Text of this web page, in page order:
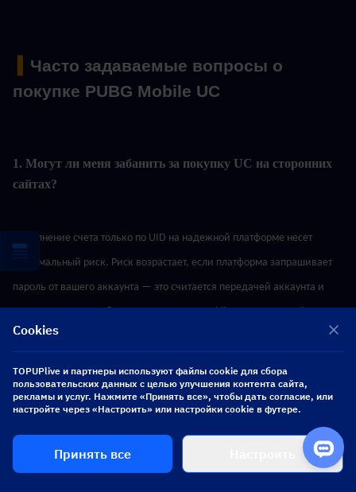
Часто задаваемые вопросы о
покупке PUBG Mobile UC
1. Могут ли меня забанить за покупку UC на сторонних
сайтах?
Пополнение счета только по UID на надежной платформе несет
минимальный риск. Риск возрастает, если платформа запрашивает
пароль от вашего аккаунта — это считается передачей аккаунта и
покупок только по UID, и все будет в порядке.
2. Какой самый дешевый пакет UC?
Пакет на 1800 UC предлагает лучший баланс между выгодой и
первоначальной стоимостью. Во время событий «Двойные UC» этот
Cookies
TOPUPlive и партнеры используют файлы cookie для сбора
пользовательских данных с целью улучшения контента сайта,
рекламы и услуг. Нажмите «Принять все», чтобы дать согласие, или
настройте через «Настроить» или настройки cookie в футере.
Принять все